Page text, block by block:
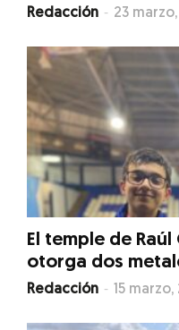
Redacción - 23
El temple de Raúl
otorga dos
Redacción - 15 marzo,